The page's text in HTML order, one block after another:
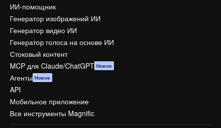
ИИ-помощник
Генератор изображений ИИ
Генератор видео ИИ
Генератор голоса на основе ИИ
Стоковый контент
MCP для Claude/ChatGPT Новое
Агенты Новое
API
Мобильное приложение
Все инструменты Magnific